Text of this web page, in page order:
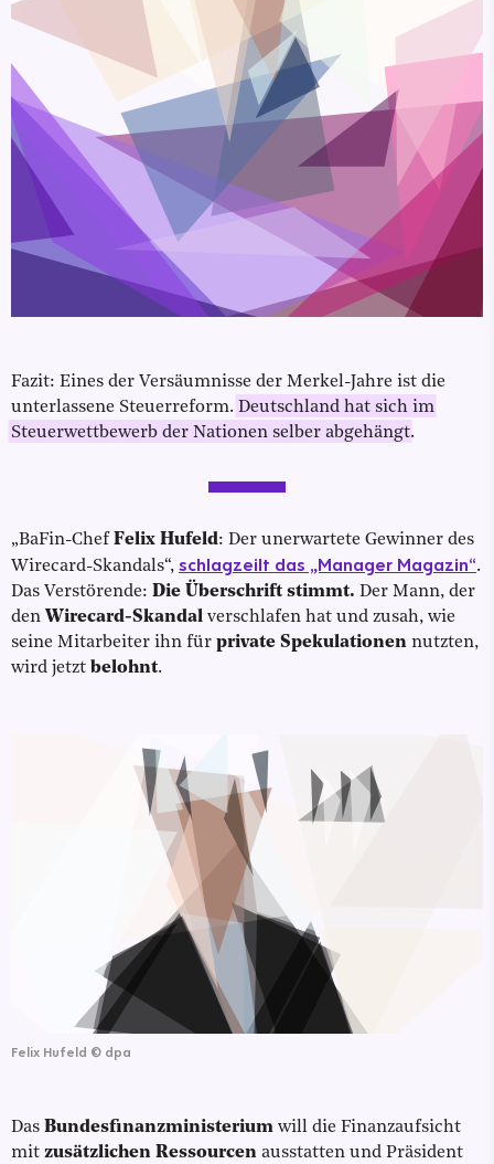
Fazit: Eines der Versäumnisse der Merkel-Jahre ist die
unterlassene Steuerreform. Deutschland hat sich im
Steuerwettbewerb der Nationen selber abgehängt.
„BaFin-Chef Felix Hufeld: Der unerwartete Gewinner des
Wirecard-Skandals“, schlagzeilt das „Manager Magazin“.
Das Verstörende: Die Überschrift stimmt. Der Mann, der
den Wirecard-Skandal verschlafen hat und zusah, wie
seine Mitarbeiter ihn für private Spekulationen nutzten,
wird jetzt belohnt.
Felix Hufeld © dpa
Das Bundesfinanzministerium will die Finanzaufsicht
mit zusätzlichen Ressourcen ausstatten und Präsident